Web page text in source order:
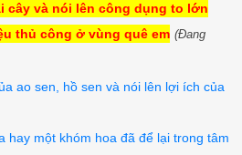
cây và nói lên công dụng to lớn
thủ công ở vùng quê em (Đang
ao sen, hồ sen và nói lên lợi ích của
hay một khóm hoa đã để lại trong tâm